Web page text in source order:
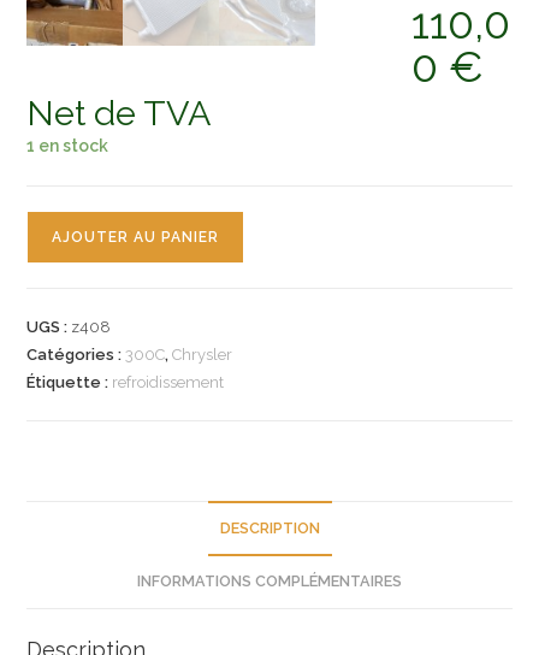
110,0
0 €
Net de TVA
1 en stock
chauffage
chrysler
AJOUTER AU PANIER
UGS : z408
Catégories :300C,Chrysler
Étiquette : refroidissement
DESCRIPTION
INFORMATIONS COMPLÉMENTAIRES
Description